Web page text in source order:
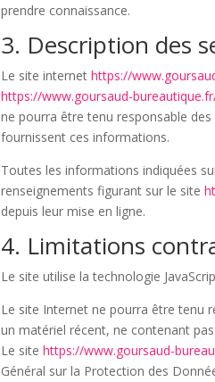
prendre connaissance.
3. Description des
Le site internethttps://
https://www.goursaud-
ne pourra être tenu responsable
fournissent ces informations.
Toutes les informations indiquées
renseignements figurant sur le site
depuis leur mise en ligne.
4. Limitations
Le site utilise la technologie
Le site Internet ne pourra être tenu
un matériel récent, ne contenant
Le sitehttps://www.goursaud-
Général sur la Protection des